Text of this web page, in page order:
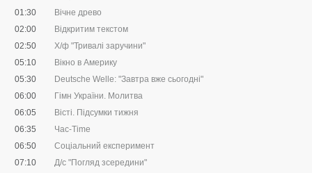
01:30
Вічне древо
02:00
Відкритим текстом
02:50
Х/ф "Тривалі заручини"
05:10
Вікно в Америку
05:30
Deutsche Welle: "Завтра вже сьогодні"
06:00
Гімн України. Молитва
06:05
Вісті. Підсумки тижня
06:35
Час-Time
06:50
Соціальний експеримент
07:10
Д/с "Погляд зсередини"